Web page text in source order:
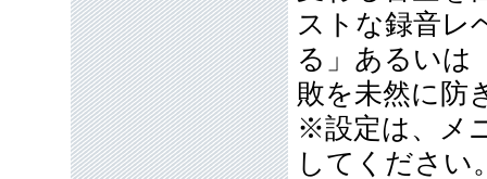
ストな録音レ
る」あるいは
敗を未然に防
※設定は、メ
してください